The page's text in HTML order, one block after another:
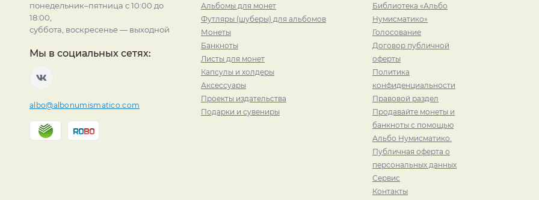
понедельник–пятница с 10:00 до
18:00,
суббота, воскресенье — выходной
Мы в социальных сетях:
albo@albonumismatico.com
Альбомы для монет
Футляры (шуберы) для альбомов
Монеты
Банкноты
Листы для монет
Капсулы и холдеры
Аксессуары
Проекты издательства
Подарки и сувениры
Библиотека «Альбо
Нумисматико»
Голосование
Договор публичной
оферты
Политика
конфиденциальности
Правовой раздел
Продавайте монеты и
банкноты с помощью
Альбо Нумисматико.
Публичная оферта о
персональных данных
Сервис
Контакты